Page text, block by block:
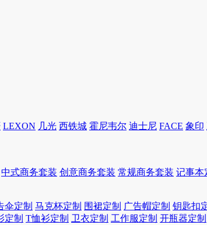
LEXON 几光 西铁城 霍尼韦尔 迪士尼 FACE 象印
中式商务套装 创意商务套装 常规商务套装 记事本
伞定制 马克杯定制 围裙定制 广告帽定制 钥匙扣
定制 T恤衫定制 卫衣定制 工作服定制 开瓶器定制